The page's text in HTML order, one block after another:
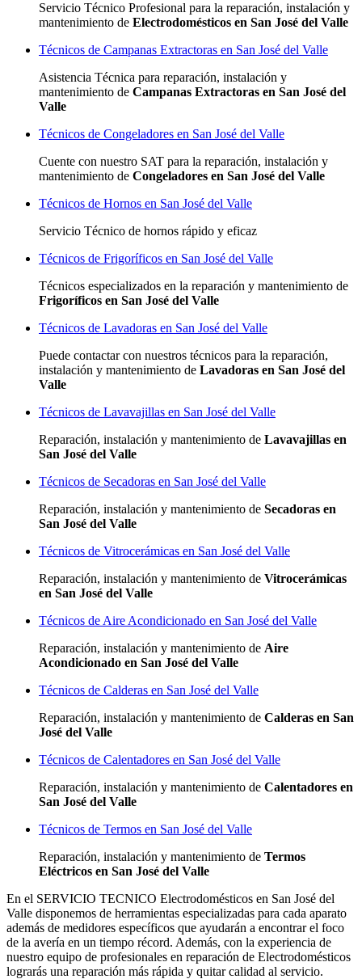
Servicio Técnico Profesional para la reparación, instalación y
mantenimiento de Electrodomésticos en San José del Valle
Técnicos de Campanas Extractoras en San José del Valle
Asistencia Técnica para reparación, instalación y
mantenimiento de Campanas Extractoras en San José del
Valle
Técnicos de Congeladores en San José del Valle
Cuente con nuestro SAT para la reparación, instalación y
mantenimiento de Congeladores en San José del Valle
Técnicos de Hornos en San José del Valle
Servicio Técnico de hornos rápido y eficaz
Técnicos de Frigoríficos en San José del Valle
Técnicos especializados en la reparación y mantenimiento de
Frigoríficos en San José del Valle
Técnicos de Lavadoras en San José del Valle
Puede contactar con nuestros técnicos para la reparación,
instalación y mantenimiento de Lavadoras en San José del
Valle
Técnicos de Lavavajillas en San José del Valle
Reparación, instalación y mantenimiento de Lavavajillas en
San José del Valle
Técnicos de Secadoras en San José del Valle
Reparación, instalación y mantenimiento de Secadoras en
San José del Valle
Técnicos de Vitrocerámicas en San José del Valle
Reparación, instalación y mantenimiento de Vitrocerámicas
en San José del Valle
Técnicos de Aire Acondicionado en San José del Valle
Reparación, instalación y mantenimiento de Aire
Acondicionado en San José del Valle
Técnicos de Calderas en San José del Valle
Reparación, instalación y mantenimiento de Calderas en San
José del Valle
Técnicos de Calentadores en San José del Valle
Reparación, instalación y mantenimiento de Calentadores en
San José del Valle
Técnicos de Termos en San José del Valle
Reparación, instalación y mantenimiento de Termos
Eléctricos en San José del Valle
En el SERVICIO TECNICO Electrodomésticos en San José del
Valle disponemos de herramientas especializadas para cada aparato
además de medidores específicos que ayudarán a encontrar el foco
de la avería en un tiempo récord. Además, con la experiencia de
nuestro equipo de profesionales en reparación de Electrodomésticos
lograrás una reparación más rápida y quitar calidad al servicio.